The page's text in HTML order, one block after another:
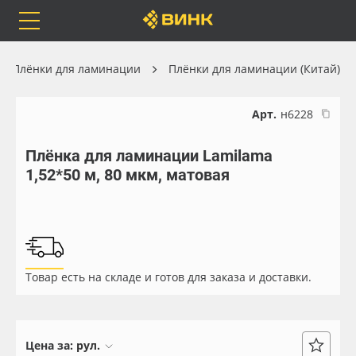
Каталог
Бренды
Доставка
Весь каталог
Самоклеящиеся плёнки
Листовые материалы
Плёнки для ламинации Плёнки для ламинации (Китай)
Арт. н6228
Плёнка для ламинации Lamilama
1,52*50 м, 80 мкм, матовая
Товар есть на складе и готов для заказа и доставки.
Цена за: рул.